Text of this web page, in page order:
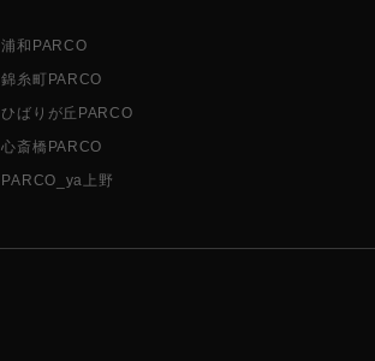
浦和PARCO
錦糸町PARCO
ひばりが丘PARCO
心斎橋PARCO
PARCO_ya上野